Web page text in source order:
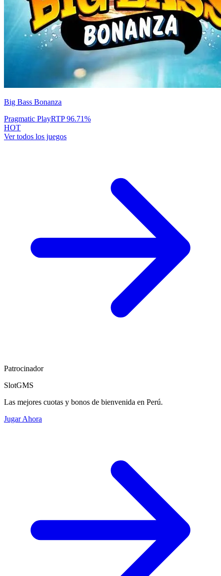
Big Bass Bonanza
Pragmatic PlayRTP96.71%
HOT
Ver todos los juegos
Patrocinador
SlotGMS
Las mejores cuotas y bonos de bienvenida en Perú.
Jugar Ahora